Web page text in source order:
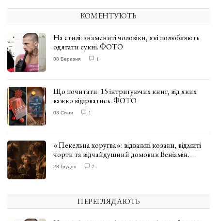
КОМЕНТУЮТЬ
На стилі: знамениті чоловіки, які полюбляють
одягати сукні. ФОТО
08 Березня 1
Що почитати: 15 інтригуючих книг, від яких
важко відірватись. ФОТО
03 Січня 1
«Пекельна хоругва»: відважні козаки, відмиті
чорти та відчайдушний домовик Веніамін.
ВІДГУК
28 Грудня 2
ПЕРЕГЛЯДАЮТЬ